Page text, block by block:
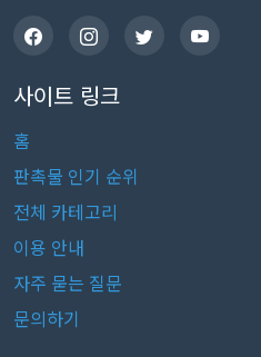
사이트 링크
홈
판촉물 인기 순위
전체 카테고리
이용 안내
자주 묻는 질문
문의하기